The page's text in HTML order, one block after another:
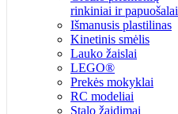
rinkiniai ir papuošalai
Išmanusis plastilinas
Kinetinis smėlis
Lauko žaislai
LEGO®
Prekės mokyklai
RC modeliai
Stalo žaidimai